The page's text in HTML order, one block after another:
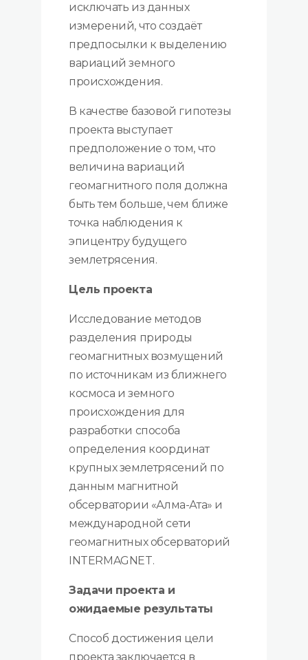
исключать из данных
измерений, что создаёт
предпосылки к выделению
вариаций земного
происхождения.
В качестве базовой гипотезы
проекта выступает
предположение о том, что
величина вариаций
геомагнитного поля должна
быть тем больше, чем ближе
точка наблюдения к
эпицентру будущего
землетрясения.
Цель проекта
Исследование методов
разделения природы
геомагнитных возмущений
по источникам из ближнего
космоса и земного
происхождения для
разработки способа
определения координат
крупных землетрясений по
данным магнитной
обсерватории «Алма-Ата» и
международной сети
геомагнитных обсерваторий
INTERMAGNET.
Задачи проекта и
ожидаемые результаты
Способ достижения цели
проекта заключается в